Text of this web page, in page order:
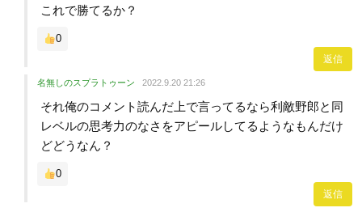
これで勝てるか？
0
返信
名無しのスプラトゥーン 2022.9.20 21:26
それ俺のコメント読んだ上で言ってるなら利敵野郎と同
レベルの思考力のなさをアピールしてるようなもんだけ
どどうなん？
0
返信